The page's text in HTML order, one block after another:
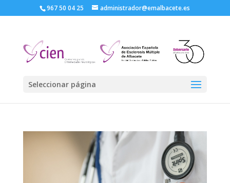
967 50 04 25 administrador@emalbacete.es
Seleccionar página